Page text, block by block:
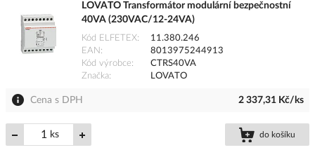
LOVATO Transformátor modulární bezpečnostní
40VA (230VAC/12-24VA)
Kód ELFETEX
11.380.246
EAN
8013975244913
Kód výrobce
CTRS40VA
Značka
LOVATO
Cena s DPH 2 337,31 Kč/ks
ks do košíku